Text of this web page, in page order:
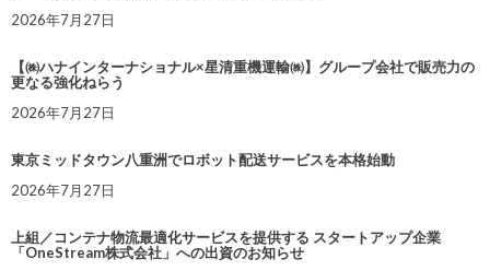
2026年7月27日
【㈱ハナインターナショナル×星清重機運輸㈱】グループ会社で販売力の
更なる強化ねらう
2026年7月27日
東京ミッドタウン八重洲でロボット配送サービスを本格始動
2026年7月27日
上組／コンテナ物流最適化サービスを提供する スタートアップ企業
「OneStream株式会社」への出資のお知らせ